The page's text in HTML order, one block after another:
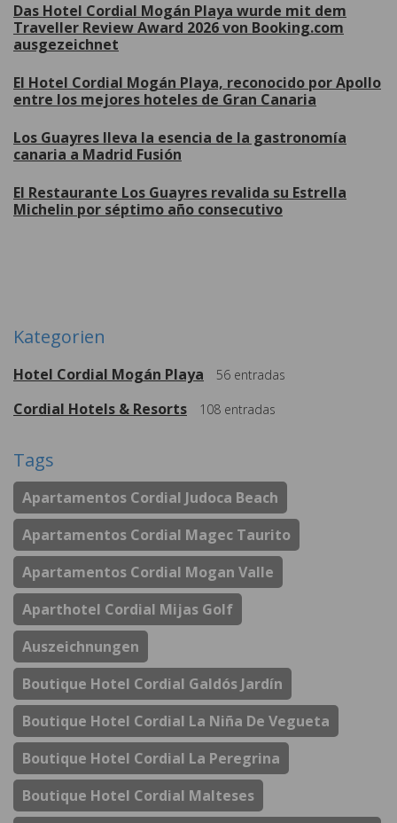
Das Hotel Cordial Mogán Playa wurde mit dem
Traveller Review Award 2026 von Booking.com
ausgezeichnet
El Hotel Cordial Mogán Playa, reconocido por Apollo
entre los mejores hoteles de Gran Canaria
Los Guayres lleva la esencia de la gastronomía
canaria a Madrid Fusión
El Restaurante Los Guayres revalida su Estrella
Michelin por séptimo año consecutivo
Kategorien
Hotel Cordial Mogán Playa 56 entradas
Cordial Hotels & Resorts 108 entradas
Tags
Apartamentos Cordial Judoca Beach
Apartamentos Cordial Magec Taurito
Apartamentos Cordial Mogan Valle
Aparthotel Cordial Mijas Golf
Auszeichnungen
Boutique Hotel Cordial Galdós Jardín
Boutique Hotel Cordial La Niña De Vegueta
Boutique Hotel Cordial La Peregrina
Boutique Hotel Cordial Malteses